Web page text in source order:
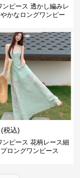
ンピース 透かし編みレ
かなロングワンピー
(税込)
ンピース 花柄レース細
ロングワンピース